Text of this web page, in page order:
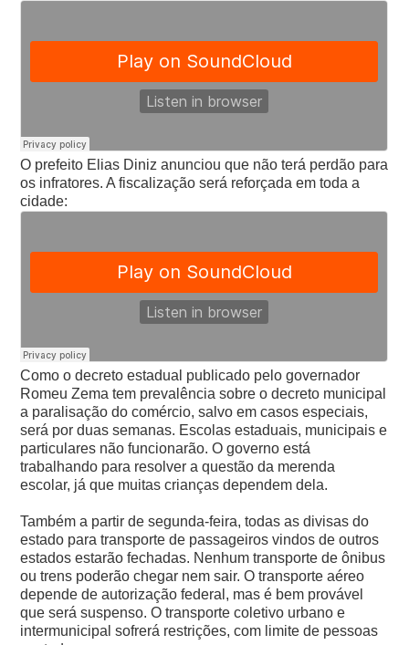
O prefeito Elias Diniz anunciou que não terá perdão para
os infratores. A fiscalização será reforçada em toda a
cidade:
Como o decreto estadual publicado pelo governador
Romeu Zema tem prevalência sobre o decreto municipal
a paralisação do comércio, salvo em casos especiais,
será por duas semanas. Escolas estaduais, municipais e
particulares não funcionarão. O governo está
trabalhando para resolver a questão da merenda
escolar, já que muitas crianças dependem dela.
Também a partir de segunda-feira, todas as divisas do
estado para transporte de passageiros vindos de outros
estados estarão fechadas. Nenhum transporte de ônibus
ou trens poderão chegar nem sair. O transporte aéreo
depende de autorização federal, mas é bem provável
que será suspenso.O transporte coletivo urbano e
intermunicipal sofrerá restrições, com limite de pessoas